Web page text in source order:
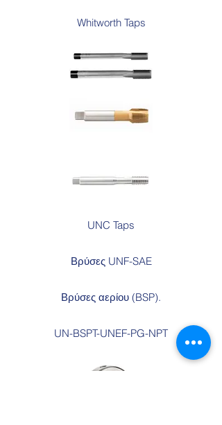
Whitworth Taps
UNC Taps
Βρύσες UNF-SAE
Βρύσες αερίου (BSP).
UN-BSPT-UNEF-PG-NPT